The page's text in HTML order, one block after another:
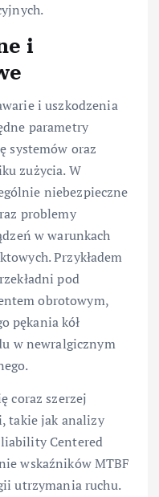
i
i uszkodzenia
parametry
systemów oraz
zużycia. W
niebezpieczne
problemy
w warunkach
Przykładem
pod
obrotowym,
pękania kół
w newralgicznym
coraz szerzej
takie jak analizy
Centered
wskaźników MTBF
utrzymania ruchu.